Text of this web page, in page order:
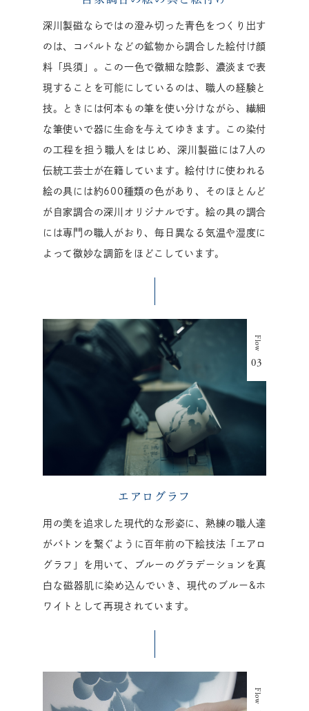
深川製磁ならではの澄み切った青色をつくり出す
のは、コバルトなどの鉱物から調合した絵付け顔
料「呉須」。この一色で微細な陰影、濃淡まで表
現することを可能にしているのは、職人の経験と
技。ときには何本もの筆を使い分けながら、繊細
な筆使いで器に生命を与えてゆきます。この染付
の工程を担う職人をはじめ、深川製磁には7人の
伝統工芸士が在籍しています。絵付けに使われる
絵の具には約600種類の色があり、そのほとんど
が自家調合の深川オリジナルです。絵の具の調合
には専門の職人がおり、毎日異なる気温や湿度に
よって微妙な調節をほどこしています。
エアログラフ
用の美を追求した現代的な形姿に、熟練の職人達
がバトンを繋ぐように百年前の下絵技法「エアロ
グラフ」を用いて、ブルーのグラデーションを真
白な磁器肌に染め込んでいき、現代のブルー&ホ
ワイトとして再現されています。